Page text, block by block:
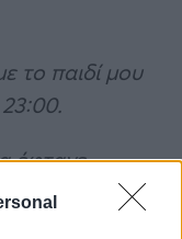
το παιδί μου
έφτανε